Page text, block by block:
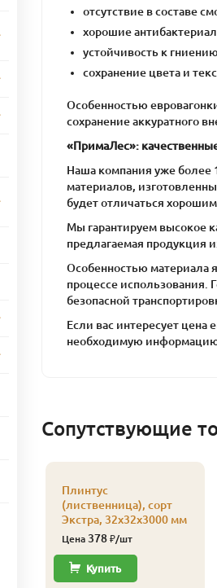
отсутствие в составе
хорошие
устойчивость к
сохранение цвета и
Особенностью
сохранение аккуратного
«ПримаЛес»:
Наша компания уже более
материалов,
будет отличаться
Мы гарантируем высокое
предлагаемая продукция
Особенностью материала
процессе использования.
безопасной
Если вас интересует
необходимую информацию
Сопутствующие
Плинтус
(лиственница), сорт
Экстра, 32х32х3000 мм
Цена 378₽/шт
Купить